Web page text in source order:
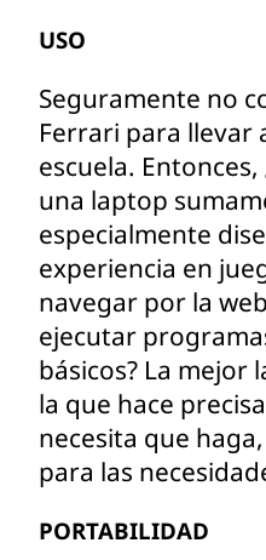
USO
Seguramente no
Ferrari para llevar
escuela.
una laptop
especialmente
experiencia en
navegar por la
ejecutar
básicos? La mejor
la que hace
necesita que
para las
PORTABILIDAD